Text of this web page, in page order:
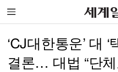
‘CJ대한통운’ 대
결론… 대법 “단